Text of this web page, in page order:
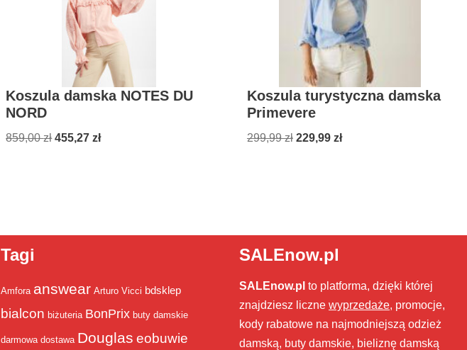
Koszula damska NOTES DU
NORD
859,00zł 455,27zł
Koszula turystyczna damska
Primevere
299,99zł 229,99 zł
Tagi
Amfora answear Arturo Vicci bdsklep
bialcon biżuteria BonPrix buty damskie
darmowa dostawa Douglas eobuwie
SALEnow.pl
SALEnow.pl to platforma, dzięki której
znajdziesz liczne wyprzedaże, promocje,
kody rabatowe na najmodniejszą odzież
damską, buty damskie, bieliznę damską